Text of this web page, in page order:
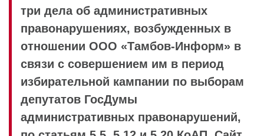
три дела об административных
правонарушениях, возбужденных в
отношении ООО «Тамбов-Информ» в
связи с совершением им в период
избирательной кампании по выборам
депутатов ГосДумы
административных правонарушений,